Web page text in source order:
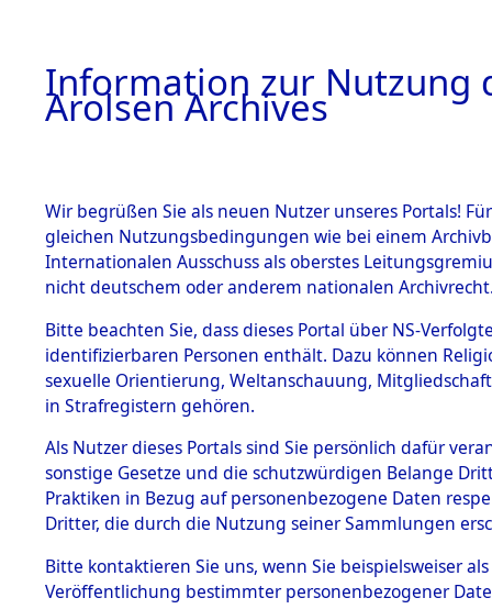
BESTÄNDE
1.
Inhaftierungsdoku
mente
1.2.9 Beim ITS
verwahrte
1.2.9.1
Effekten aus
dem KZ
Dachau
Effekten aus
dem KZ
Dachau,
3Akten
WILHELM
Weitere Angaben
Die Personalien des
wurden nach der
Inventarisierung und
Nachforschungen
Information zur Nutzung
Arolsen Archives
Wir begrüßen Sie als neuen Nutzer unseres Portals!
gleichen Nutzungsbedingungen wie bei einem
Internationalen Ausschuss als oberstes
nicht deutschem oder anderem nationalen
Bitte beachten Sie, dass dieses Portal über NS-
identifizierbaren Personen enthält. Dazu können
sexuelle Orientierung, Weltanschauung,
in Strafregistern gehören.
Als Nutzer dieses Portals sind Sie persönlich dafür
sonstige Gesetze und die schutzwürdigen Belange
Praktiken in Bezug auf personenbezogene Daten
Dritter, die durch die Nutzung seiner Sammlungen
Bitte kontaktieren Sie uns, wenn Sie beispielsweiser
Veröffentlichung bestimmter personenbezogener